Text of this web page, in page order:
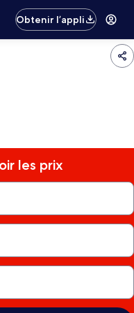
Obtenir l’appli
les prix